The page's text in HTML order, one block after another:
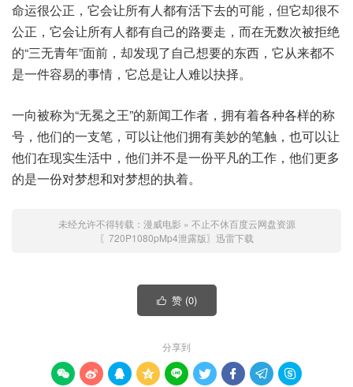
命运很公正，它会让所有人都有活下去的可能，但它却很不
公正，它会让所有人都有自己的路要走，而在无数次被拒绝
的“三无青年”面前，却发现了自己想要的东西，它从来都不
是一件容易的事情，它总是让人难以抉择。
一向被称为“无冕之王”的新闻工作者，拥有着各种各样的称
号，他们的一支笔，可以让他们拥有美妙的笔触，也可以让
他们在现实生活中，他们并不是一份平凡的工作，他们更多
的是一份对梦想和对梦想的执着。
未经允许不得转载： 漫威电影 » 不止不休百度云网盘资源
〖720P1080pMp4泄露版〗迅雷下载
 赞 (0)
分享到
        